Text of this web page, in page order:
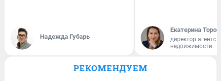
Надежда Губарь
Екатерина
директор
недвижимости
РЕКОМЕНДУЕМ